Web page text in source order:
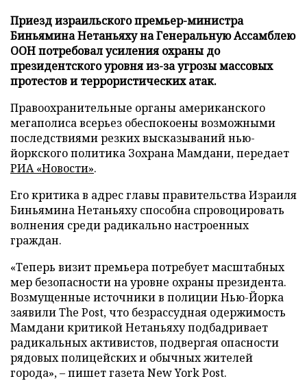
Приезд израильского премьер-министра
Биньямина Нетаньяху на Генеральную Ассамблею
ООН потребовал усиления охраны до
президентского уровня из-за угрозы массовых
протестов и террористических атак.
Правоохранительные органы американского
мегаполиса всерьез обеспокоены возможными
последствиями резких высказываний нью-
йоркского политика Зохрана Мамдани, передает
РИА «Новости».
Его критика в адрес главы правительства Израиля
Биньямина Нетаньяху способна спровоцировать
волнения среди радикально настроенных
граждан.
«Теперь визит премьера потребует масштабных
мер безопасности на уровне охраны президента.
Возмущенные источники в полиции Нью-Йорка
заявили The Post, что безрассудная одержимость
Мамдани критикой Нетаньяху подбадривает
радикальных активистов, подвергая опасности
рядовых полицейских и обычных жителей
города», – пишет газета New York Post.